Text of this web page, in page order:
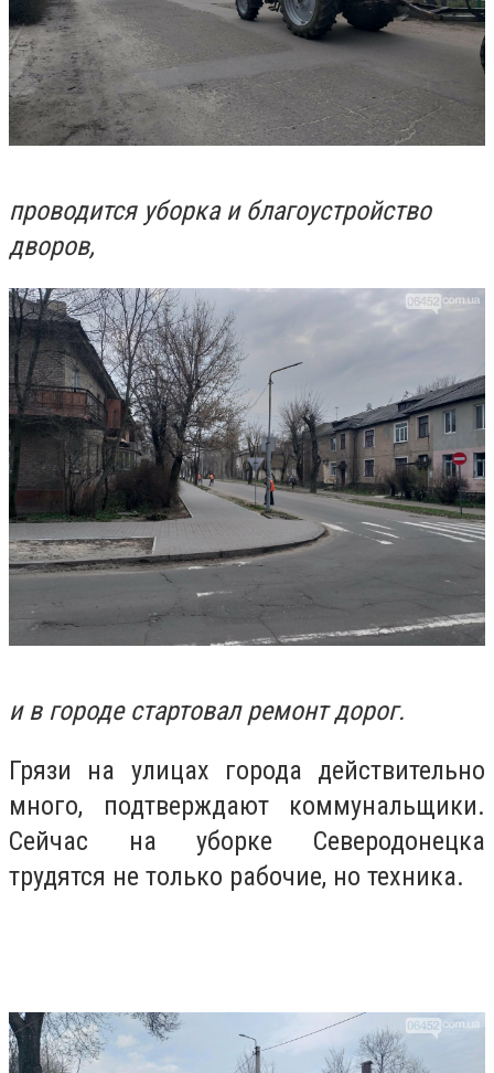
проводится уборка и благоустройство
дворов,
и в городе стартовал ремонт дорог.
Грязи на улицах города действительно
много, подтверждают коммунальщики.
Сейчас на уборке Северодонецка
трудятся не только рабочие, но техника.